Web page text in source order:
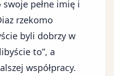
pełne imię i
rzekomo
byli dobrzy w
to”, a
współpracy.